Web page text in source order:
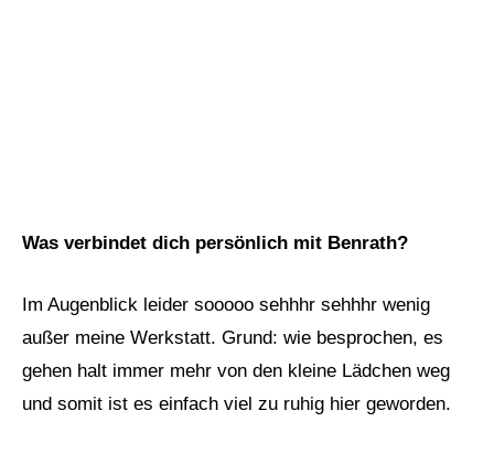
Was verbindet dich persönlich mit Benrath?
Im Augenblick leider sooooo sehhhr sehhhr wenig
außer meine Werkstatt. Grund: wie besprochen, es
gehen halt immer mehr von den kleine Lädchen weg
und somit ist es einfach viel zu ruhig hier geworden.